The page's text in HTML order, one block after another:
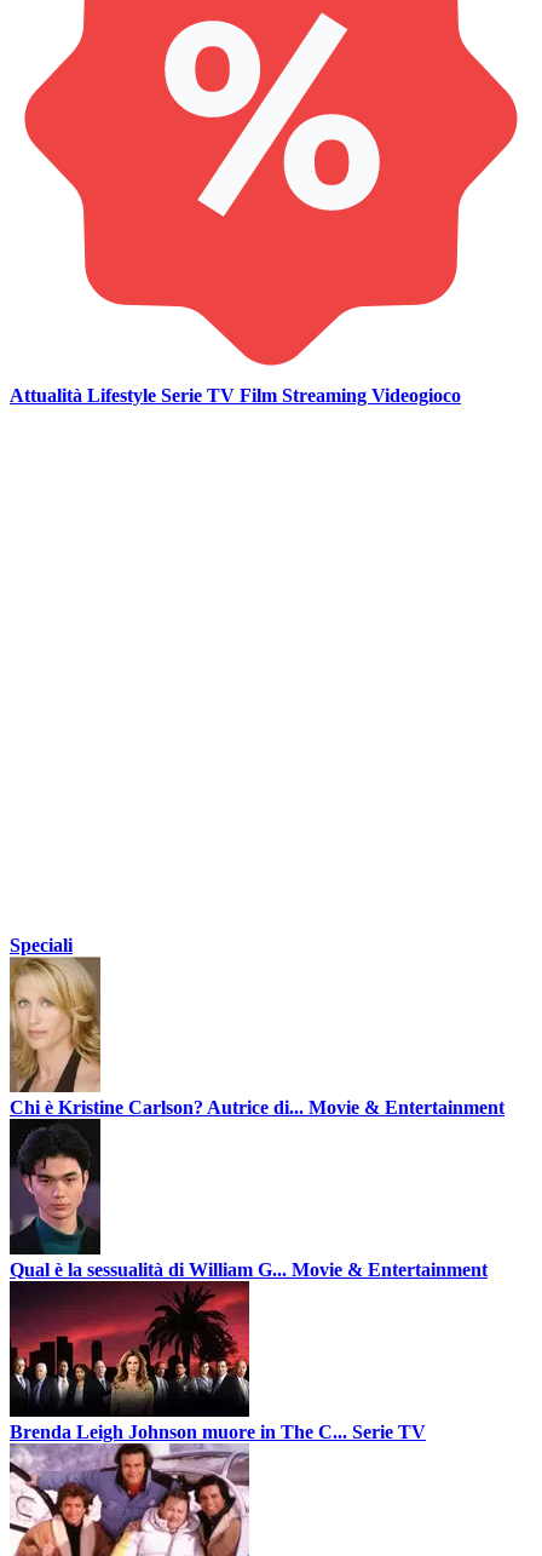
Attualità Lifestyle Serie TV Film Streaming Videogioco
Speciali
Chi è Kristine Carlson? Autrice di... Movie & Entertainment
Qual è la sessualità di William G... Movie & Entertainment
Brenda Leigh Johnson muore in The C... Serie TV